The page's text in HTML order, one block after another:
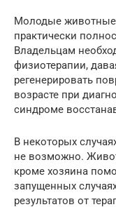
Молодые животные
практически
Владельцам
физиотерапии,
регенерировать
возрасте при
синдроме
В некоторых
не возможно.
кроме хозяина
запущенных
результатов от